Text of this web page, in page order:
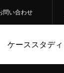
問い合わせ
ケーススタディ